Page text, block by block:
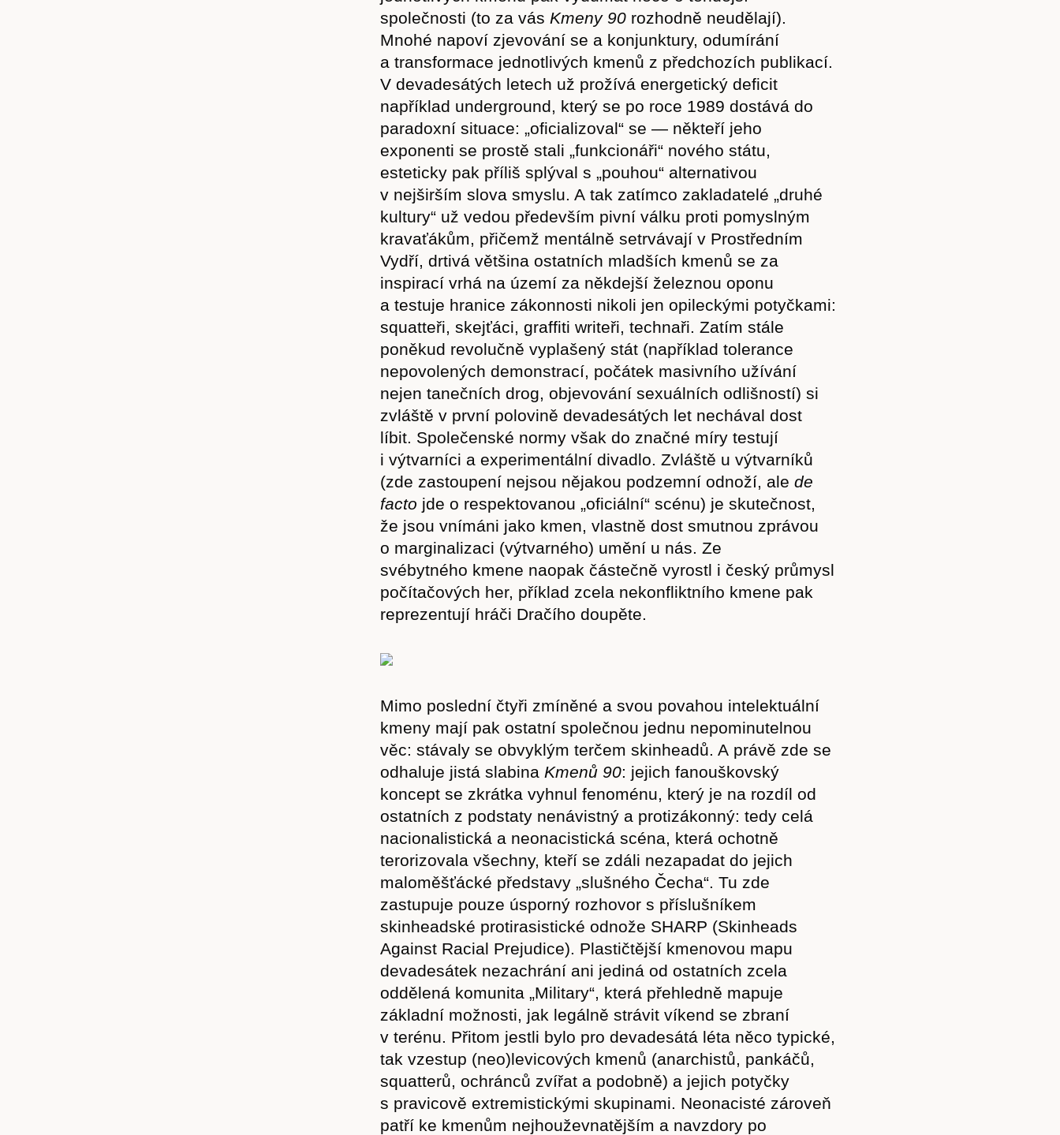
Hostcast Akce
Obchod
společnosti (to za vás Kmeny 90 rozhodně neudělají).
Mnohé napoví zjevování se a konjunktury, odumírání
a transformace jednotlivých kmenů z předchozích publikací.
V devadesátých letech už prožívá energetický deficit
například underground, který se po roce 1989 dostává do
paradoxní situace: „oficializoval“ se — někteří jeho
exponenti se prostě stali „funkcionáři“ nového státu,
esteticky pak příliš splýval s „pouhou“ alternativou
v nejširším slova smyslu. A tak zatímco zakladatelé „druhé
kultury“ už vedou především pivní válku proti pomyslným
kravaťákům, přičemž mentálně setrvávají v Prostředním
Vydří, drtivá většina ostatních mladších kmenů se za
inspirací vrhá na území za někdejší železnou oponu
a testuje hranice zákonnosti nikoli jen opileckými potyčkami:
squatteři, skejťáci, graffiti writeři, technaři. Zatím stále
poněkud revolučně vyplašený stát (například tolerance
nepovolených demonstrací, počátek masivního užívání
nejen tanečních drog, objevování sexuálních odlišností) si
zvláště v první polovině devadesátých let nechával dost
líbit. Společenské normy však do značné míry testují
i výtvarníci a experimentální divadlo. Zvláště u výtvarníků
(zde zastoupení nejsou nějakou podzemní odnoží, ale de
facto jde o respektovanou „oficiální“ scénu) je skutečnost,
že jsou vnímáni jako kmen, vlastně dost smutnou zprávou
o marginalizaci (výtvarného) umění u nás. Ze
svébytného kmene naopak částečně vyrostl i český průmysl
počítačových her, příklad zcela nekonfliktního kmene pak
reprezentují hráči Dračího doupěte.
Mimo poslední čtyři zmíněné a svou povahou intelektuální
kmeny mají pak ostatní společnou jednu nepominutelnou
věc: stávaly se obvyklým terčem skinheadů. A právě zde se
odhaluje jistá slabina Kmenů 90: jejich fanouškovský
koncept se zkrátka vyhnul fenoménu, který je na rozdíl od
ostatních z podstaty nenávistný a protizákonný: tedy celá
nacionalistická a neonacistická scéna, která ochotně
terorizovala všechny, kteří se zdáli nezapadat do jejich
maloměšťácké představy „slušného Čecha“. Tu zde
zastupuje pouze úsporný rozhovor s příslušníkem
skinheadské protirasistické odnože SHARP (Skinheads
Against Racial Prejudice). Plastičtější kmenovou mapu
devadesátek nezachrání ani jediná od ostatních zcela
oddělená komunita „Military“, která přehledně mapuje
základní možnosti, jak legálně strávit víkend se zbraní
v terénu. Přitom jestli bylo pro devadesátá léta něco typické,
tak vzestup (neo)levicových kmenů (anarchistů, pankáčů,
squatterů, ochránců zvířat a podobně) a jejich potyčky
s pravicově extremistickými skupinami. Neonacisté zároveň
patří ke kmenům nejhouževnatějším a navzdory po